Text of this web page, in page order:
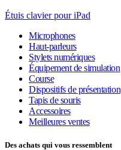
Étuis clavier pour iPad
Microphones
Haut-parleurs
Stylets numériques
Équipement de simulation
Course
Dispositifs de présentation
Tapis de souris
Accessoires
Meilleures ventes
Des achats qui vous ressemblent